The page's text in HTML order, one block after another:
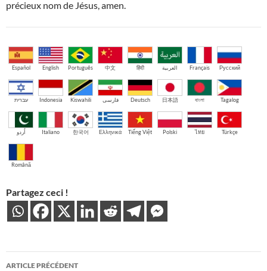
précieux nom de Jésus, amen.
Español English Português 中文 हिंदी العربية Français Русский
עברית Indonesia Kiswahili فارسی Deutsch 日本語 বাংলা Tagalog
اُردو Italiano 한국어 Ελληνικά Tiếng Việt Polski ไทย Türkçe
Română
Partagez ceci !
Navigation
ARTICLE PRÉCÉDENT